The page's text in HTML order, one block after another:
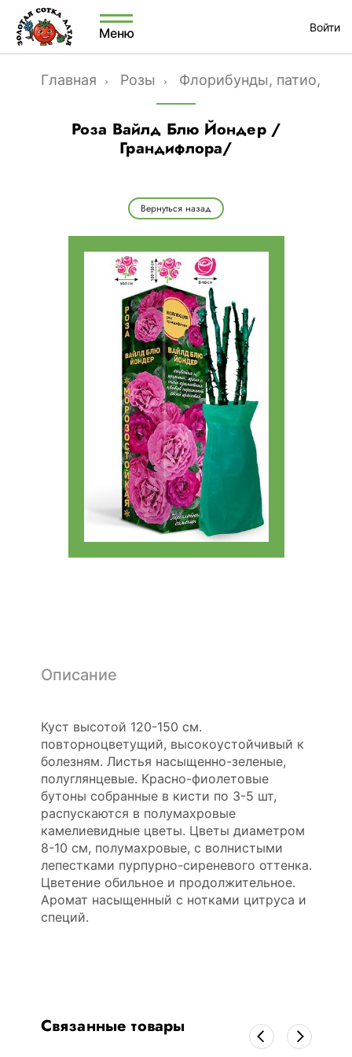
Меню Войти
Главная Розы Флорибунды, патио,
Роза Вайлд Блю Йондер /
Грандифлора/
Вернуться назад
Описание
Куст высотой 120-150 см.
повторноцветущий, высокоустойчивый к
болезням. Листья насыщенно-зеленые,
полуглянцевые. Красно-фиолетовые
бутоны собранные в кисти по 3-5 шт,
распускаются в полумахровые
камелиевидные цветы. Цветы диаметром
8-10 см, полумахровые, с волнистыми
лепестками пурпурно-сиреневого оттенка.
Цветение обильное и продолжительное.
Аромат насыщенный с нотками цитруса и
специй.
Связанные товары